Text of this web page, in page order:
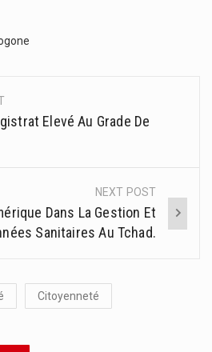
Elevé Au Grade De
NEXT POST
Dans La Gestion Et
Sanitaires Au Tchad.
Citoyenneté